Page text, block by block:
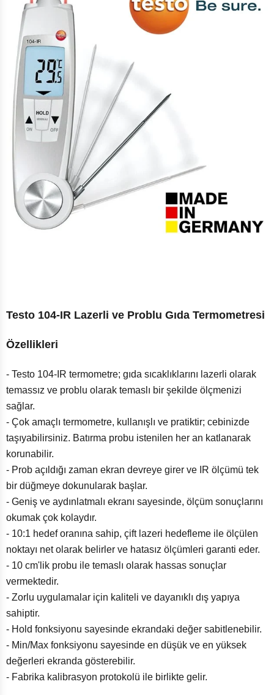
Testo 104-IR Lazerli ve Problu Gıda Termometresi
Özellikleri
- Testo 104-IR termometre; gıda sıcaklıklarını lazerli olarak
temassız ve problu olarak temaslı bir şekilde ölçmenizi
sağlar.
- Çok amaçlı termometre, kullanışlı ve pratiktir; cebinizde
taşıyabilirsiniz. Batırma probu istenilen her an katlanarak
korunabilir.
- Prob açıldığı zaman ekran devreye girer ve IR ölçümü tek
bir düğmeye dokunularak başlar.
- Geniş ve aydınlatmalı ekranı sayesinde, ölçüm sonuçlarını
okumak çok kolaydır.
- 10:1 hedef oranına sahip, çift lazeri hedefleme ile ölçülen
noktayı net olarak belirler ve hatasız ölçümleri garanti eder.
- 10 cm'lik probu ile temaslı olarak hassas sonuçlar
vermektedir.
- Zorlu uygulamalar için kaliteli ve dayanıklı dış yapıya
sahiptir.
- Hold fonksiyonu sayesinde ekrandaki değer sabitlenebilir.
- Min/Max fonksiyonu sayesinde en düşük ve en yüksek
değerleri ekranda gösterebilir.
- Fabrika kalibrasyon protokolü ile birlikte gelir.